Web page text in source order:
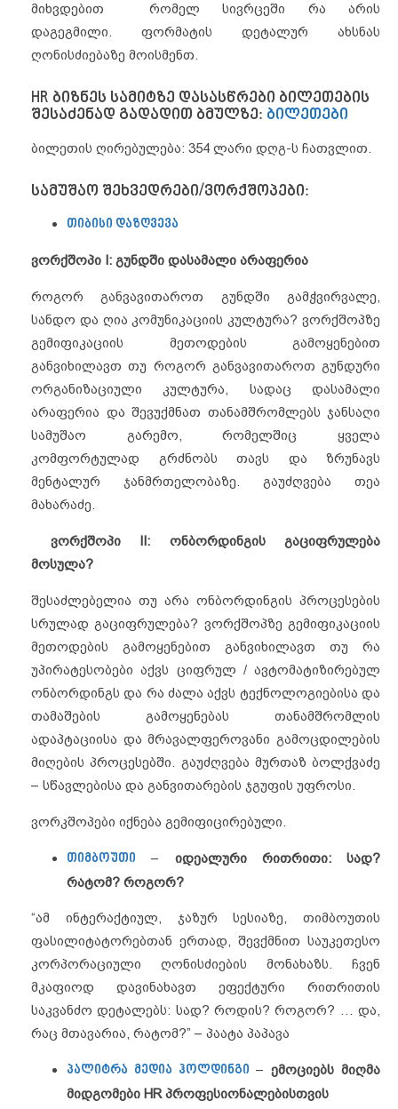
მიხვდებით რომელ სივრცეში რა არის
დაგეგმილი. ფორმატის დეტალურ ახსნას
ღონისძიებაზე მოისმენთ.
HR ბიზნეს სამიტზე დასასწრები ბილეთების
შესაძენად გადადით ბმულზე: ბილეთები
ბილეთის ღირებულება: 354 ლარი დღგ-ს ჩათვლით.
სამუშაო შეხვედრები/ვორქშოპები:
თიბისი დაზღვევა
ვორქშოპი I: გუნდში დასამალი არაფერია
როგორ განვავითაროთ გუნდში გამჭვირვალე,
სანდო და ღია კომუნიკაციის კულტურა? ვორქშოპზე
გემიფიკაციის მეთოდების გამოყენებით
განვიხილავთ თუ როგორ განვავითაროთ გუნდური
ორგანიზაციული კულტურა, სადაც დასამალი
არაფერია და შევუქმნათ თანამშრომლებს ჯანსაღი
სამუშაო გარემო, რომელშიც ყველა
კომფორტულად გრძნობს თავს და ზრუნავს
მენტალურ ჯანმრთელობაზე. გაუძღვება თეა
მახარაძე.
ვორქშოპი II: ონბორდინგის გაციფრულება
მოსულა?
შესაძლებელია თუ არა ონბორდინგის პროცესების
სრულად გაციფრულება? ვორქშოპზე გემიფიკაციის
მეთოდების გამოყენებით განვიხილავთ თუ რა
უპირატესობები აქვს ციფრულ / ავტომატიზირებულ
ონბორდინგს და რა ძალა აქვს ტექნოლოგიებისა და
თამაშების გამოყენებას თანამშრომლის
ადაპტაციისა და მრავალფეროვანი გამოცდილების
მიღების პროცესებში. გაუძღვება მურთაზ ბოლქვაძე
– სწავლებისა და განვითარების ჯგუფის უფროსი.
ვორკშოპები იქნება გემიფიცირებული.
თიმბოუთი – იდეალური რითრითი: სად?
რატომ? როგორ?
“ამ ინტერაქტიულ, ჯაზურ სესიაზე, თიმბოუთის
ფასილიტატორებთან ერთად, შევქმნით საუკეთესო
კორპორაციული ღონისძიების მონახაზს. ჩვენ
მკაფიოდ დავინახავთ ეფექტური რითრითის
საკვანძო დეტალებს: სად? როდის? როგორ? … და,
რაც მთავარია, რატომ?” – პაატა პაპავა
პალიტრა მედია ჰოლდინგი –ემოციებს მიღმა
მიდგომები HR პროფესიონალებისთვის